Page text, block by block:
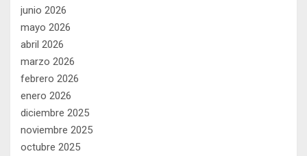
junio 2026
mayo 2026
abril 2026
marzo 2026
febrero 2026
enero 2026
diciembre 2025
noviembre 2025
octubre 2025